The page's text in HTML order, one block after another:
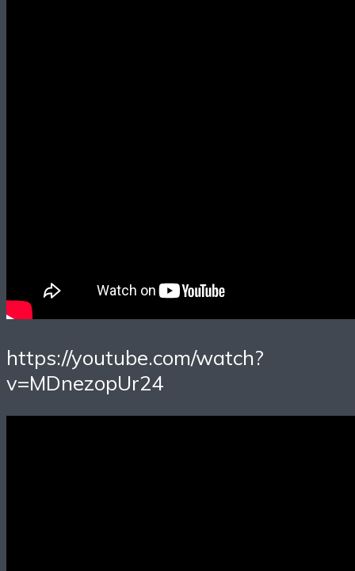
https://youtube.com/watch?
v=MDnezopUr24